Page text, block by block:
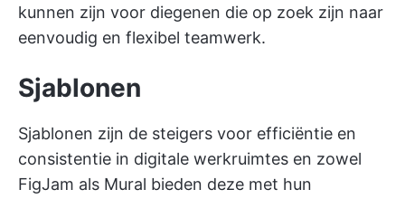
kunnen zijn voor diegenen die op zoek zijn naar
eenvoudig en flexibel teamwerk.
Sjablonen
Sjablonen zijn de steigers voor efficiëntie en
consistentie in digitale werkruimtes en zowel
FigJam als Mural bieden deze met hun